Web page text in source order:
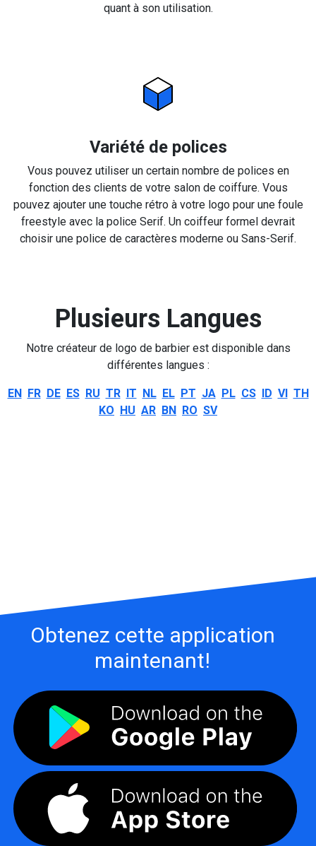
quant à son utilisation.
Variété de polices
Vous pouvez utiliser un certain nombre de polices en
fonction des clients de votre salon de coiffure. Vous
pouvez ajouter une touche rétro à votre logo pour une foule
freestyle avec la police Serif. Un coiffeur formel devrait
choisir une police de caractères moderne ou Sans-Serif.
Plusieurs Langues
Notre créateur de logo de barbier est disponible dans
différentes langues :
EN FR DE ES RU TR IT NL EL PT JA PL CS ID VI TH
KO HU AR BN RO SV
Obtenez cette application
maintenant!